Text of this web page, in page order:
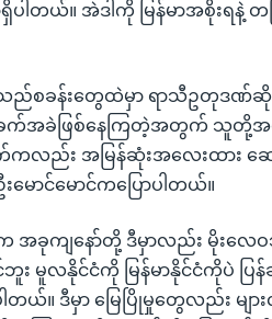
ရှိပါတယ်။ အဲဒါကို မြန်မာအစိုးရနဲ့
စခန်းတွေထဲမှာ ရာသီဥတုဒဏ်ဆိုးဝ
အခဲဖြစ်နေကြတဲ့အတွက် သူတို့အတွက်
က်ကလည်း အမြန်ဆုံးအလေးထား
မောင်မောင်ကပြောပါတယ်။
အခုကျနော်တို့ ဒီမှာလည်း မိုးလေဝ
ဘူး မူလနိုင်ငံကို မြန်မာနိုင်ငံကိုပဲ ပြ
ယ်။ ဒီမှာ မြေပြိုမှုတွေလည်း မ